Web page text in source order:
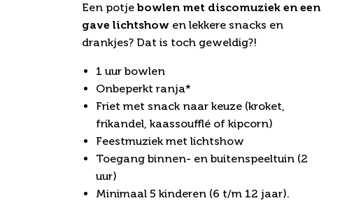
Een potje bowlen met discomuziek en een
gave lichtshow en lekkere snacks en
drankjes? Dat is toch geweldig?!
1 uur bowlen
Onbeperkt ranja*
Friet met snack naar keuze (kroket,
frikandel, kaassoufflé of kipcorn)
Feestmuziek met lichtshow
Toegang binnen- en buitenspeeltuin (2
uur)
Minimaal 5 kinderen (6 t/m 12 jaar).